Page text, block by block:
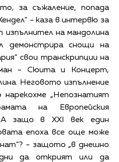
за съжаление, попада
- каза в интервю за
изпълнител на мандолина
демонстрира снощи на
свои транскрипции на
- Сюита и Концерт,
Неговото изпълнение
„Непознатият
на Европейския
А защо в XXI век един
епоха все още може
- защото „в днешно
да открият или да